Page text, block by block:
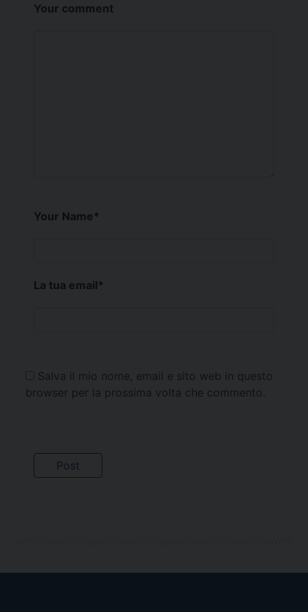
Your comment
Your Name*
La tua email*
Salva il mio nome, email e sito web in questo
browser per la prossima volta che commento.